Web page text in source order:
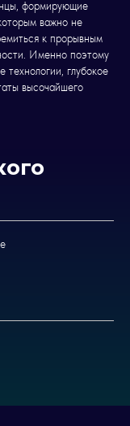
формирующие
важно не
к прорывным
Именно поэтому
глубокое
высочайшего